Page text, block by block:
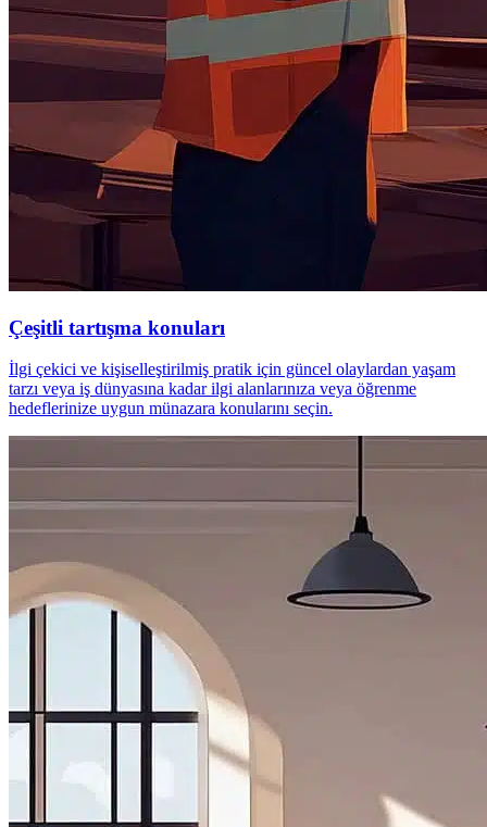
Çeşitli tartışma konuları
İlgi çekici ve kişiselleştirilmiş pratik için güncel olaylardan yaşam
tarzı veya iş dünyasına kadar ilgi alanlarınıza veya öğrenme
hedeflerinize uygun münazara konularını seçin.